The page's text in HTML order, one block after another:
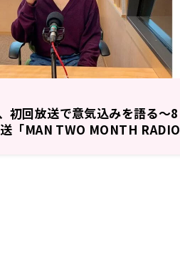
初回放送で意気込みを語る～8
「MAN TWO MONTH RADIO